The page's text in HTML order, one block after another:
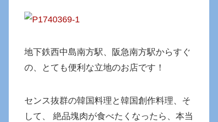
地下鉄西中島南方駅、阪急南方駅からすぐ
の、とても便利な立地のお店です！
センス抜群の韓国料理と韓国創作料理、そ
して、 絶品塊肉が食べたくなったら、本当